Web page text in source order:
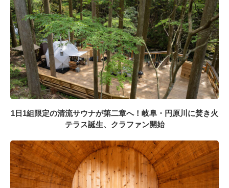
1日1組限定の清流サウナが第二章へ！岐阜・円原川に焚き火
テラス誕生、クラファン開始